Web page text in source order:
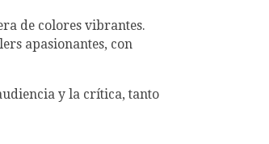
de colores vibrantes.
apasionantes, con
y la crítica, tanto